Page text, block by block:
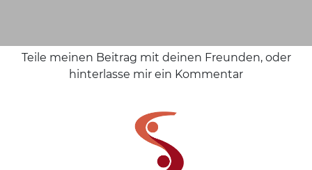
Teile meinen Beitrag mit deinen Freunden, oder
hinterlasse mir ein Kommentar